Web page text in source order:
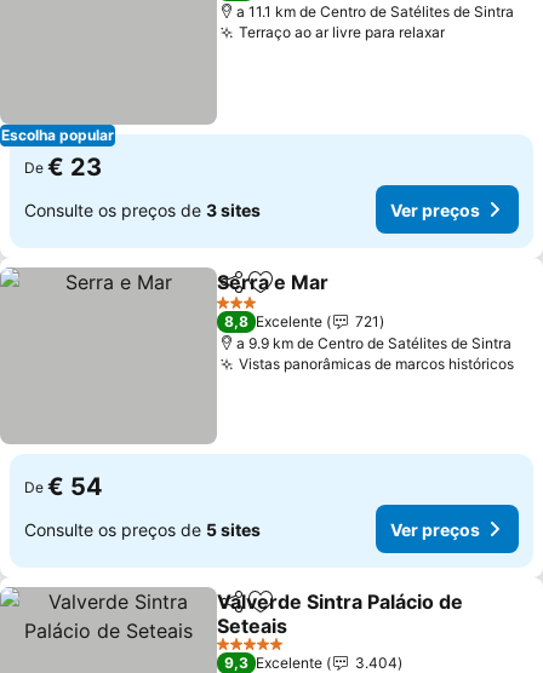
Escolha popular
a 11.1 km de Centro de Satélites de Sintra
Terraço ao ar livre para relaxar
De € 23
Consulte os preços de 3 sites Ver preços
PartilharAdicionar aos favoritos
Serra e Mar
3 Estrelas
8,8 Excelente
721
a 9.9 km de Centro de Satélites de Sintra
Vistas panorâmicas de marcos históricos
De € 54
Consulte os preços de 5 sites Ver preços
PartilharAdicionar aos favoritos
Valverde Sintra Palácio de
Seteais
5 Estrelas
9,3 Excelente
3.404